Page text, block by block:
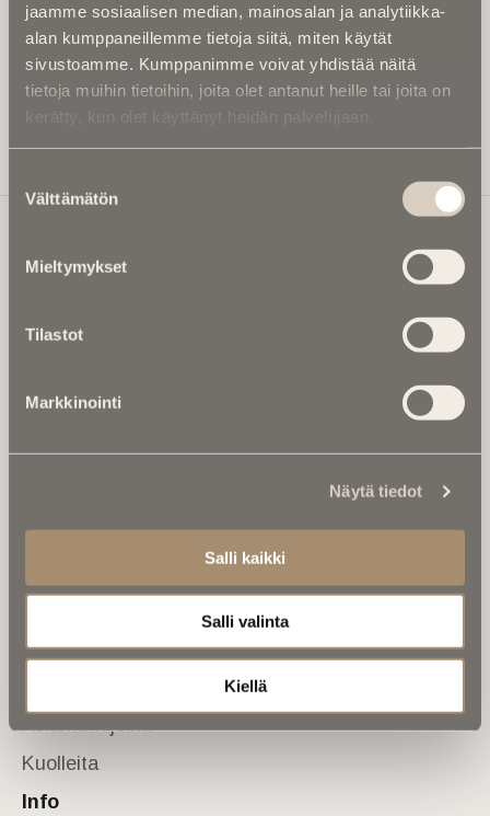
jaamme sosiaalisen median, mainosalan ja analytiikka-
alan kumppaneillemme tietoja siitä, miten käytät
sivustoamme. Kumppanimme voivat yhdistää näitä
tietoja muihin tietoihin, joita olet antanut heille tai joita on
kerätty, kun olet käyttänyt heidän palvelujaan.
valinta
Välttämätön
Mieltymykset
Tilastot
Markkinointi
Näytä tiedot
Salli kaikki
Salli valinta
Kiellä
Kirjoita tähän sähköpostiosoite, johon haluat uutiskirjeen
Ikuisuusmedia
Ikuisuusmedia on kuolinuutisointiin keskittynyt uusi ja
valtakunnallinen mediabrändi. Julkaisemme uusimmat
Tietoa meistä
Etusivu
Kalenterista
Asiantuntijoilta
Kuolleita
Info